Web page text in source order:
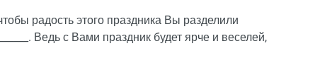
радость этого праздника Вы разделили
Ведь с Вами праздник будет ярче и веселей,